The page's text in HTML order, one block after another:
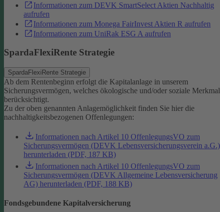
Informationen zum DEVK SmartSelect Aktien Nachhaltig
aufrufen
Informationen zum Monega FairInvest Aktien R aufrufen
Informationen zum UniRak ESG A aufrufen
SpardaFlexiRente Strategie
SpardaFlexiRente Strategie
Ab dem Rentenbeginn erfolgt die Kapitalanlage in unserem
Sicherungsvermögen, welches ökologische und/oder soziale
berücksichtigt.
Zu der oben genannten Anlagemöglichkeit finden Sie hier die
nachhaltigkeitsbezogenen Offenlegungen:
Informationen nach Artikel 10 OffenlegungsVO zum
Sicherungsvermögen (DEVK Lebensversicherungsverein a.G.)
herunterladen (PDF, 187 KB)
Informationen nach Artikel 10 OffenlegungsVO zum
Sicherungsvermögen (DEVK Allgemeine Lebensversicherung
AG) herunterladen (PDF, 188 KB)
Fondsgebundene Kapitalversicherung